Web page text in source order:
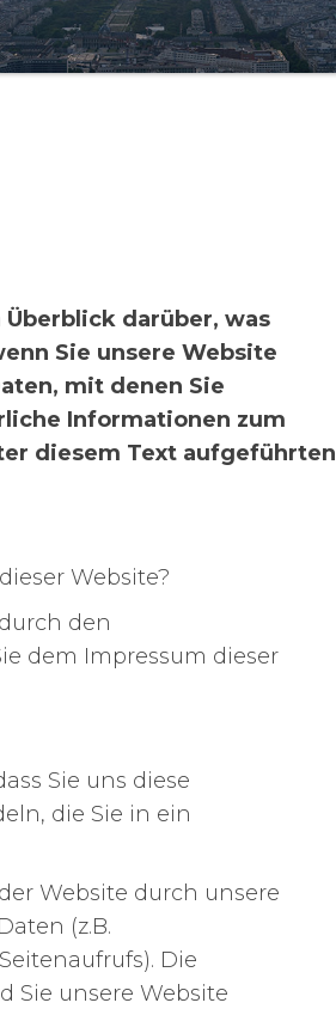
darüber, was
Sie unsere Website
mit denen Sie
Informationen zum
diesem Text aufgeführten
Website?
den
dem Impressum dieser
Sie uns diese
die Sie in ein
Website durch unsere
(z.B.
Die
Sie unsere Website